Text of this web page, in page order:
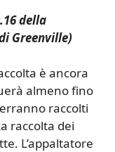
della
Greenville)
è ancora
almeno fino
raccolti
raccolta dei
L’appaltatore